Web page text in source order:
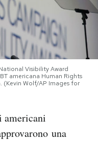
Visibility Award
americana Human Rights
(Kevin Wolf/AP Images for
americani
una